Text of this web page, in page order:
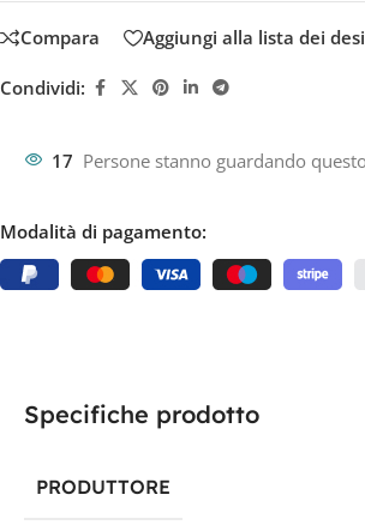
Compara Aggiungi alla lista dei
Condividi:
17 Persone stanno guardando
Modalità di pagamento:
Specifiche prodotto
PRODUTTORE